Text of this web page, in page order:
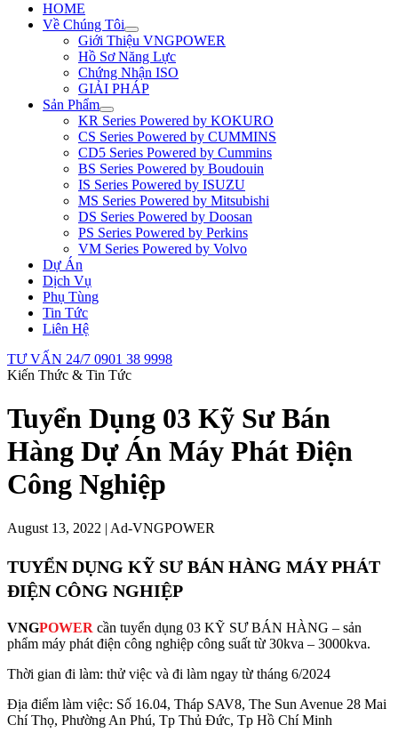
HOME
Về Chúng Tôi
Giới Thiệu VNGPOWER
Hồ Sơ Năng Lực
Chứng Nhận ISO
GIẢI PHÁP
Sản Phẩm
KR Series Powered by KOKURO
CS Series Powered by CUMMINS
CD5 Series Powered by Cummins
BS Series Powered by Boudouin
IS Series Powered by ISUZU
MS Series Powered by Mitsubishi
DS Series Powered by Doosan
PS Series Powered by Perkins
VM Series Powered by Volvo
Dự Án
Dịch Vụ
Phụ Tùng
Tin Tức
Liên Hệ
TƯ VẤN 24/7 0901 38 9998
Kiến Thức & Tin Tức
Tuyển Dụng 03 Kỹ Sư Bán
Hàng Dự Án Máy Phát Điện
Công Nghiệp
August 13, 2022 | Ad-VNGPOWER
TUYỂN DỤNG KỸ SƯ BÁN HÀNG MÁY PHÁT
ĐIỆN CÔNG NGHIỆP
VNGPOWER cần tuyển dụng 03 KỸ SƯ BÁN HÀNG – sản
phẩm máy phát điện công nghiệp công suất từ 30kva – 3000kva.
Thời gian đi làm: thử việc và đi làm ngay từ tháng 6/2024
Địa điểm làm việc: Số 16.04, Tháp SAV8, The Sun Avenue 28 Mai
Chí Thọ, Phường An Phú, Tp Thủ Đức, Tp Hồ Chí Minh